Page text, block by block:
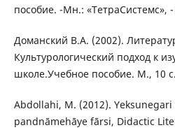
пособие. -Мн.: «ТетраСистемс», -
Доманский В.А. (2002).
Культурологический подход к
школе.Учебное пособие. М., 10 с.
Abdollahi, M. (2012). Yeksunegari
pandnāmehāye fārsi, Didactic